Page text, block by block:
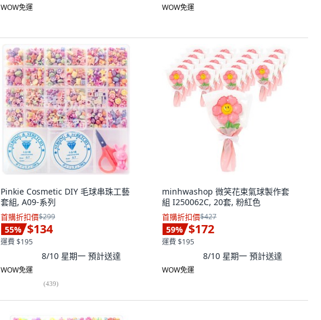
WOW免運 WOW免運
Pinkie Cosmetic DIY 毛球串珠工藝
套組, A09-系列
首購折扣價$299
55% $134
運費 $195
8/10 星期一 預計送達
WOW免運
(439)
minhwashop 微笑花束氣球製作套
組 I250062C, 20套, 粉紅色
首購折扣價$427
59% $172
運費 $195
8/10 星期一 預計送達
WOW免運